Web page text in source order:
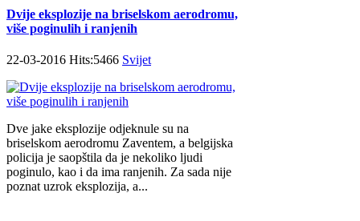
Dvije eksplozije na briselskom aerodromu,
više poginulih i ranjenih
22-03-2016 Hits:5466 Svijet
Dve jake eksplozije odjeknule su na
briselskom aerodromu Zaventem, a belgijska
policija je saopštila da je nekoliko ljudi
poginulo, kao i da ima ranjenih. Za sada nije
poznat uzrok eksplozija, a...